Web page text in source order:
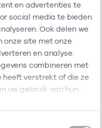
en advertenties te
social media te bieden
Ook delen we
onze site met onze
en analyse.
combineren met
verstrekt of die ze
uw gebruik van hun
AGB-code Start
24001249 21-12-2022
21-12-2022